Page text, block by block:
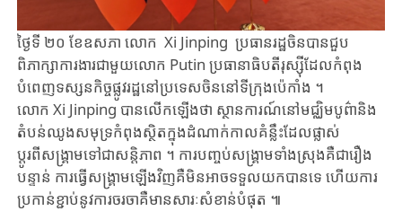
​ថ្ងៃទី ២០ ខែឧសភា លោក Xi Jinping ប្រធានរដ្ឋ​ចិនបានជួប
ពិភាក្សាការងារជាមួយលោក Putin ប្រធានាធិបតីរុស្ស៊ី​​ដែលកំពុង
បំពេញទស្សនកិច្ចផ្លូវរដ្ឋនៅប្រទេសចិននៅទីក្រុងប៉េកាំង​ ។
លោក Xi Jinping បានលើកឡើងថា ស្ថានការណ៍នៅមជ្ឈិមបូព៌ា​និង
តំបន់ឈូងសមុទ្រកំពុងស្ថិតក្នុងដំណាក់កាលគំន្លឹះដែលផ្លាស់
ប្តូរពីសង្គ្រាមទៅជាសន្តិភាព ។ ការបញ្ចប់​សង្គ្រាមទាំងស្រុងគឺជារឿង​
បន្ទាន់ ការធ្វើសង្គ្រាម​ឡើងវិញគឺមិនអាចទទួលយកបានទេ ហើយការ
ប្រកាន់ខ្ជាប់​នូវ​ការចរចាគឺមានសារៈសំខាន់បំផុត ៕